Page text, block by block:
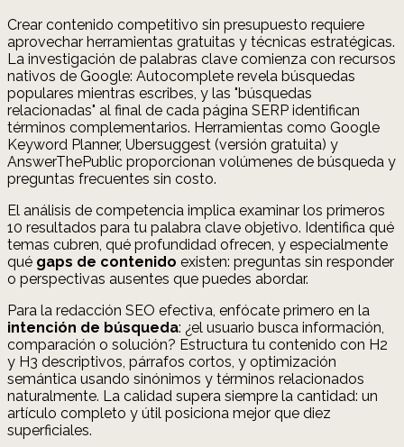
Crear contenido competitivo sin presupuesto requiere
aprovechar herramientas gratuitas y técnicas estratégicas.
La investigación de palabras clave comienza con recursos
nativos de Google: Autocomplete revela búsquedas
populares mientras escribes, y las "búsquedas
relacionadas" al final de cada página SERP identifican
términos complementarios. Herramientas como Google
Keyword Planner, Ubersuggest (versión gratuita) y
AnswerThePublic proporcionan volúmenes de búsqueda y
preguntas frecuentes sin costo.
El análisis de competencia implica examinar los primeros
10 resultados para tu palabra clave objetivo. Identifica qué
temas cubren, qué profundidad ofrecen, y especialmente
qué gaps de contenido existen: preguntas sin responder
o perspectivas ausentes que puedes abordar.
Para la redacción SEO efectiva, enfócate primero en la
intención de búsqueda: ¿el usuario busca información,
comparación o solución? Estructura tu contenido con H2
y H3 descriptivos, párrafos cortos, y optimización
semántica usando sinónimos y términos relacionados
naturalmente. La calidad supera siempre la cantidad: un
artículo completo y útil posiciona mejor que diez
superficiales.